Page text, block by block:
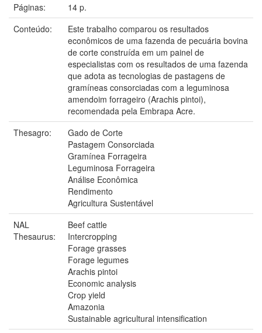
Páginas:
14 p.
Conteúdo:
Este trabalho comparou os resultados
econômicos de uma fazenda de pecuária bovina
de corte construída em um painel de
especialistas com os resultados de uma fazenda
que adota as tecnologias de pastagens de
gramíneas consorciadas com a leguminosa
amendoim forrageiro (Arachis pintoi),
recomendada pela Embrapa Acre.
Thesagro:
Gado de Corte
Pastagem Consorciada
Gramínea Forrageira
Leguminosa Forrageira
Análise Econômica
Rendimento
Agricultura Sustentável
NAL
Thesaurus:
Beef cattle
Intercropping
Forage grasses
Forage legumes
Arachis pintoi
Economic analysis
Crop yield
Amazonia
Sustainable agricultural intensification